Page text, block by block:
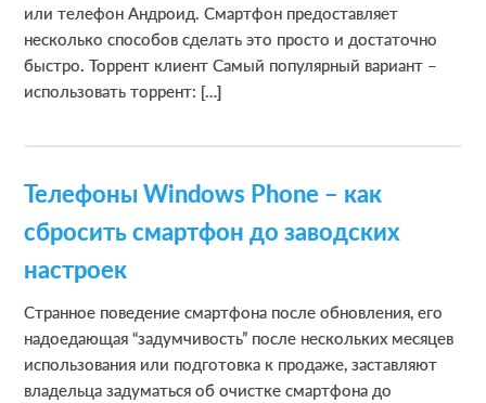
или телефон Андроид. Смартфон предоставляет
несколько способов сделать это просто и достаточно
быстро. Торрент клиент Самый популярный вариант –
использовать торрент: […]
Телефоны Windows Phone – как
сбросить смартфон до заводских
настроек
Странное поведение смартфона после обновления, его
надоедающая “задумчивость” после нескольких месяцев
использования или подготовка к продаже, заставляют
владельца задуматься об очистке смартфона до